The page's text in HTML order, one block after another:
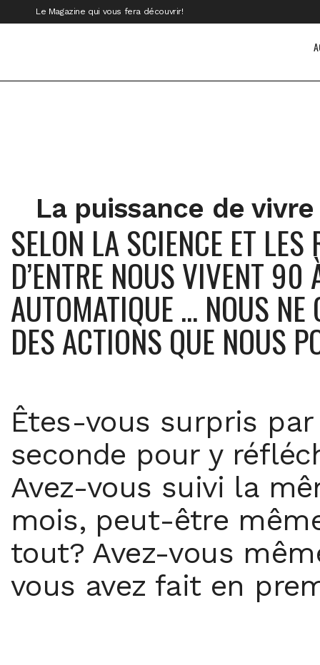
Le Magazine qui vous fera découvrir!
La puissance de
SELON LA SCIENCE ET
D’ENTRE NOUS VIVENT
AUTOMATIQUE … NOUS NE
DES ACTIONS QUE NOUS
Êtes-vous surpris
seconde pour y
Avez-vous suivi la
mois, peut-être
tout? Avez-vous
vous avez fait en